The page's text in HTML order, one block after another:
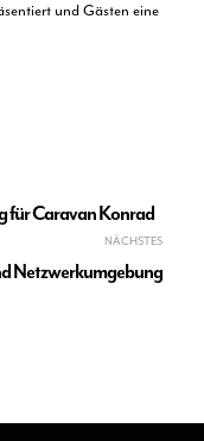
und Gästen eine
für Caravan Konrad
NÄCHSTES
Netzwerkumgebung